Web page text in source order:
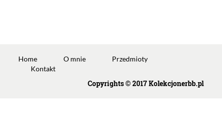
Home O mnie
Przedmioty
Kontakt
Copyrights © 2017 Kolekcjonerbb.pl